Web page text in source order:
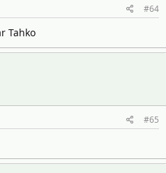
#64
Tahko
#65